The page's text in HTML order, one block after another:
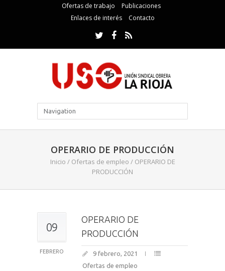
Ofertas de trabajo
Publicaciones
Enlaces de interés
Contacto
OPERARIO DE PRODUCCIÓN
Inicio / Ofertas de empleo / OPERARIO DE
PRODUCCIÓN
09
FEBRERO
OPERARIO DE
PRODUCCIÓN
9 febrero, 2021
Ofertas de empleo